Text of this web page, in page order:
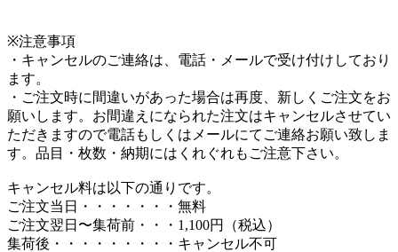
※注意事項
・キャンセルのご連絡は、電話・メールで受け付けしており
ます。
・ご注文時に間違いがあった場合は再度、新しくご注文をお
願いします。お間違えになられた注文はキャンセルさせてい
ただきますので電話もしくはメールにてご連絡お願い致しま
す。品目・枚数・納期にはくれぐれもご注意下さい。
キャンセル料は以下の通りです。
ご注文当日・・・・・・・無料
ご注文翌日〜集荷前・・・1,100円（税込）
集荷後・・・・・・・・・キャンセル不可